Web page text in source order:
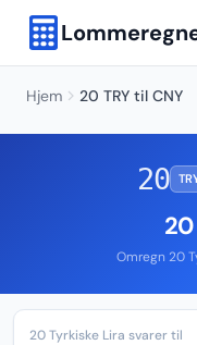
Hjem 20 TRY til CNY
20
Omregn 20
20 Tyrkiske Lira svarer til